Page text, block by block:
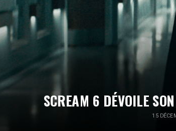
SCREAM 6 DÉVOILE
15